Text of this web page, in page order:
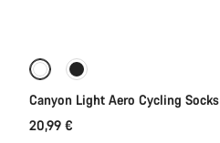
Canyon Light Aero Cycling Socks
20,99 €